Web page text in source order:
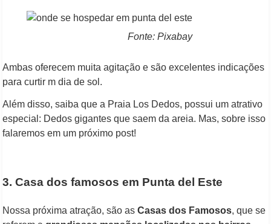
Fonte: Pixabay
Ambas oferecem muita agitação e são excelentes indicações
para curtir m dia de sol.
Além disso, saiba que a Praia Los Dedos, possui um atrativo
especial: Dedos gigantes que saem da areia. Mas, sobre isso
falaremos em um próximo post!
3. Casa dos famosos em Punta del Este
Nossa próxima atração, são as Casas dos Famosos, que se